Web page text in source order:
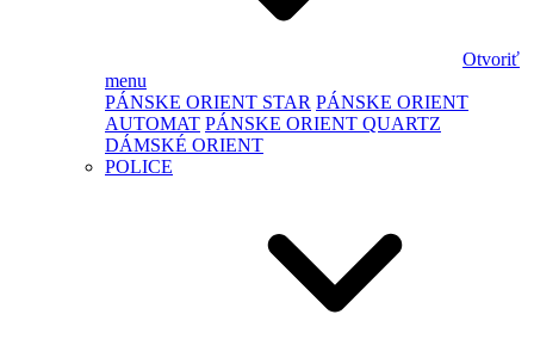
Otvoriť
menu
PÁNSKE ORIENT STAR PÁNSKE ORIENT
AUTOMAT PÁNSKE ORIENT QUARTZ
DÁMSKÉ ORIENT
POLICE